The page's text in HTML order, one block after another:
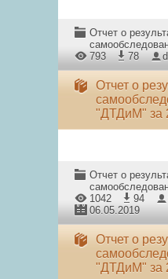
Отчет о
793
78
Отчет о
"ДТДиМ" за
Отчет о
1042
94
06.05.2019
Отчет о
"ДТДиМ" за